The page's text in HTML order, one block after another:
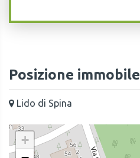
Posizione immobile
Lido di Spina
+